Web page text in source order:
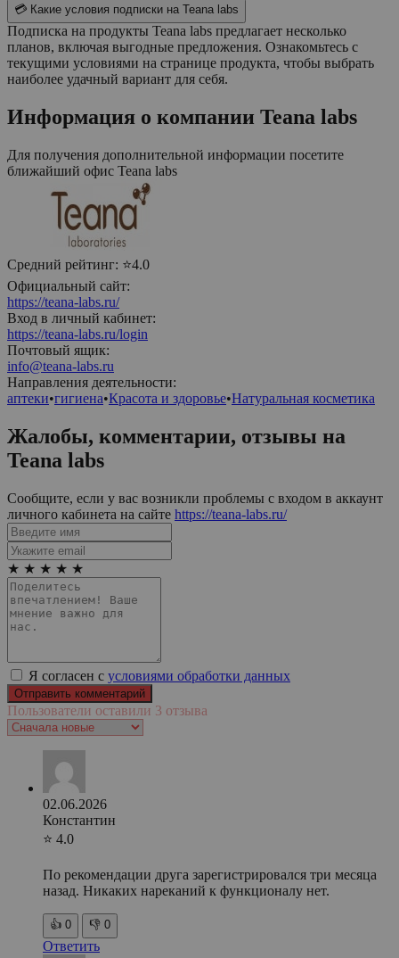
💳 Какие условия подписки на Teana labs
Подписка на продукты Teana labs предлагает несколько
планов, включая выгодные предложения. Ознакомьтесь с
текущими условиями на странице продукта, чтобы выбрать
наиболее удачный вариант для себя.
Информация о компании Teana labs
Для получения дополнительной информации посетите
ближайший офис Teana labs
Средний рейтинг: ⭐4.0
Официальный сайт:
https://teana-labs.ru/
Вход в личный кабинет:
https://teana-labs.ru/login
Почтовый ящик:
info@teana-labs.ru
Направления деятельности:
аптеки•гигиена•Красота и здоровье•Натуральная косметика
Жалобы, комментарии, отзывы на
Teana labs
Сообщите, если у вас возникли проблемы с входом в аккаунт
личного кабинета на сайте https://teana-labs.ru/
★ ★ ★ ★ ★
Я согласен с условиями обработки данных
Пользователи оставили 3 отзыва
02.06.2026
Константин
⭐ 4.0
По рекомендации друга зарегистрировался три месяца
назад. Никаких нареканий к функционалу нет.
👍 0 👎 0
Ответить